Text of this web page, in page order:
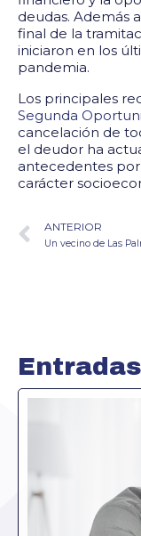
deudas. Además
final de la
iniciaron en los
pandemia.
Los principales
Segunda
cancelación de
el deudor ha
antecedentes
carácter
ANTERIOR